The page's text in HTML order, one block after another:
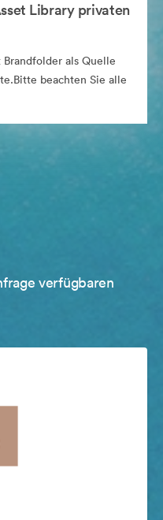
Library privaten
als Quelle
beachten Sie alle
verfügbaren